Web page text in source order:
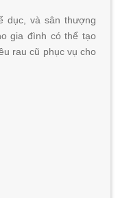
dục, và sân thượng
gia đình có thể tạo
rau cũ phục vụ cho